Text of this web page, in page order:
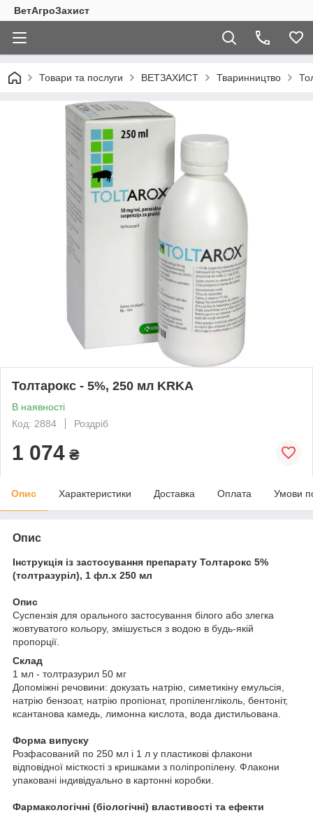
ВетАгроЗахист
Товари та послуги ВЕТЗАХИСТ Тваринництво
Толтарокс - 5%, 250 мл KRKA
В наявності
Код: 2884
Роздріб
1 074 ₴
Опис Характеристики Доставка Оплата Умови
Опис
Інструкція із застосування препарату Толтарокс 5%
(толтразуріл), 1 фл.х 250 мл
Опис
Суспензія для орального застосування білого або злегка
жовтуватого кольору, змішується з водою в будь-якій
пропорції.
Склад
1 мл - толтразурил 50 мг
Допоміжні речовини: докузать натрію, симетикіну емульсія,
натрію бензоат, натрію пропіонат, пропіленгліколь, бентоніт,
ксантанова камедь, лимонна кислота, вода дистильована.
Форма випуску
Розфасований по 250 мл і 1 л у пластикові флакони
відповідної місткості з кришками з поліпропілену. Флакони
упаковані індивідуально в картонні коробки.
Фармакологічні (біологічні) властивості та ефекти